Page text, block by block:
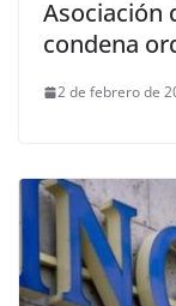
Asociación
condena
2 de febrero de